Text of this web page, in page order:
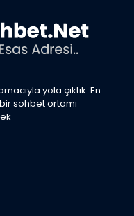
yola çıktık. En
sohbet ortamı